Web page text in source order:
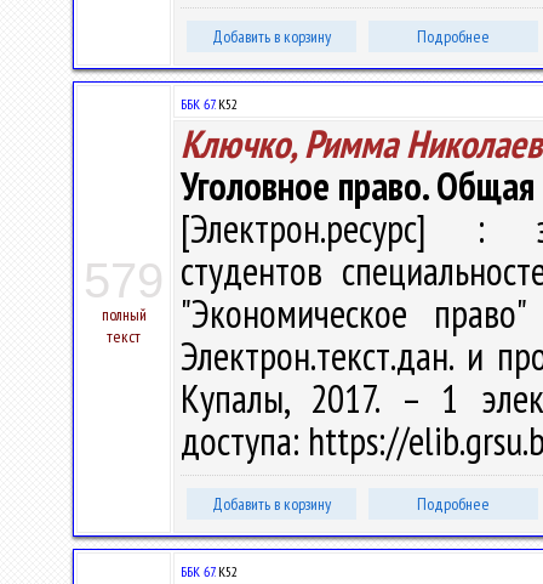
Добавить в корзину Подробнее
579
полный
текст
ББК 67.К52
Ключко, Римма
Уголовное право. Общая
[Электрон.ресурс] :
студентов
"Экономическое
Электрон.текст.дан. и
Купалы, 2017. – 1
доступа: https://
Добавить в корзину Подробнее
ББК 67.К52